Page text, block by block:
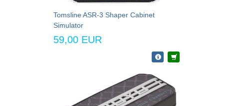
Tomsline ASR-3 Shaper Cabinet
Simulator
59,00 EUR